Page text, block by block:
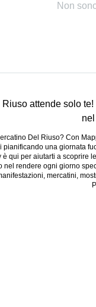
Non
Riuso attende solo
Del Riuso? Con
pianificando una giornata
è qui per aiutarti a scoprire
nel rendere ogni giorno
mercatini,